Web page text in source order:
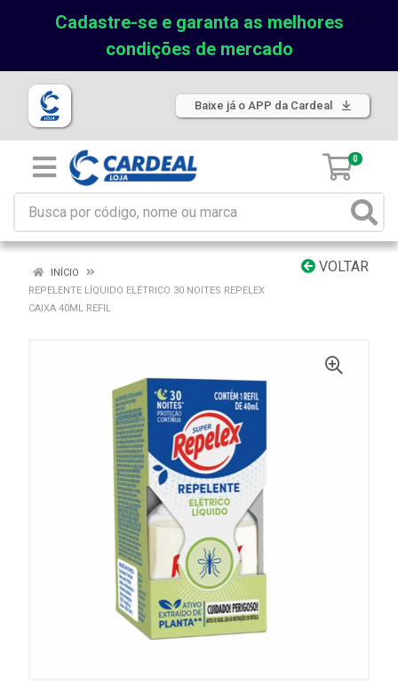
Cadastre-se e garanta as melhores
condições de mercado
Baixe já o APP da Cardeal
0
VOLTAR
INÍCIO
REPELENTE LÍQUIDO ELÉTRICO 30 NOITES REPELEX
CAIXA 40ML REFIL